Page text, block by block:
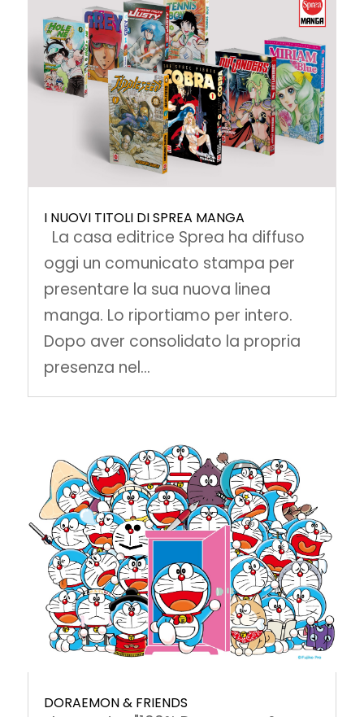
I NUOVI TITOLI DI SPREA MANGA
La casa editrice Sprea ha diffuso
oggi un comunicato stampa per
presentare la sua nuova linea
manga. Lo riportiamo per intero.
Dopo aver consolidato la propria
presenza nel...
DORAEMON & FRIENDS